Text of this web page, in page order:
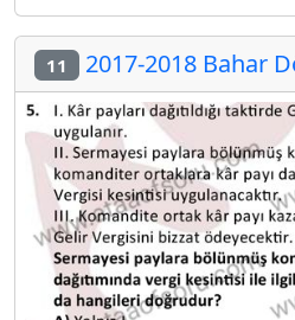
11 2017-2018 Bahar